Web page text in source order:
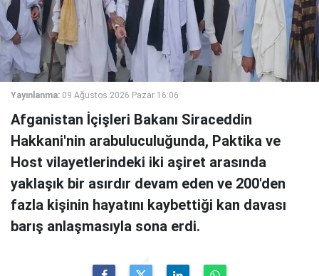
Yayınlanma: 09 Ağustos 2026 Pazar 16:06
Afganistan İçişleri Bakanı Siraceddin
Hakkani'nin arabuluculuğunda, Paktika ve
Host vilayetlerindeki iki aşiret arasında
yaklaşık bir asırdır devam eden ve 200'den
fazla kişinin hayatını kaybettiği kan davası
barış anlaşmasıyla sona erdi.